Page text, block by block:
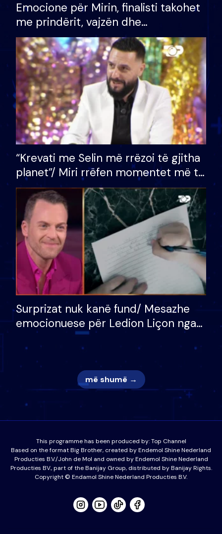
Emocione për Mirin, finalisti takohet
me prindërit, vajzën dhe
bashkëshorten: S’kemi ndonjë letër
divorci apo jo?
“Krevati me Selin më rrëzoi të gjitha
planet”/ Miri rrëfen momentet më të
bukura në shtëpinë e BB VIP: Do më
mungojë zilja e mëngjesit kur…
Surprizat nuk kanë fund/ Mesazhe
emocionuese për Ledion Liçon nga
nëna dhe fëmijët e tij, moderatori
nuk i mban dot lotët: Nuk meritoj…
më shumë →
This programme has been produced by:Top Channel
Based on the format Big Brother, created by Endemol Shine Nederland
Producties B.V./John de Mol and owned by Endemol Shine Nederland
Producties BV., part of the Banijay Group, distributed by Banijay Rights.
Copyright © Endamol Shine Nederland Producties B.V.